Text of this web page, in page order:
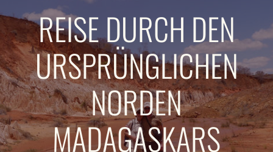
REISE DURCH DEN
URSPRÜNGLICHEN
NORDEN
MADAGASKARS